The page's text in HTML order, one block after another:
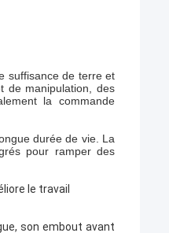
suffisance de terre et
de manipulation, des
la commande
durée de vie. La
pour ramper des
le travail
son embout avant